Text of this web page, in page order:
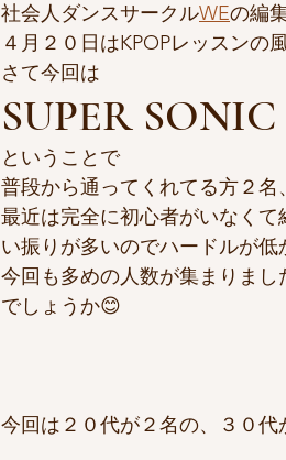
社会人ダンスサークルWEの編
４月２０日はKPOPレッスンの
さて今回は
SUPER
ということで
普段から通ってくれてる方２
最近は完全に初心者がいなく
い振りが多いのでハードルが低
今回も多めの人数が集まりま
でしょうか😊
今回は２０代が２名の、３０代